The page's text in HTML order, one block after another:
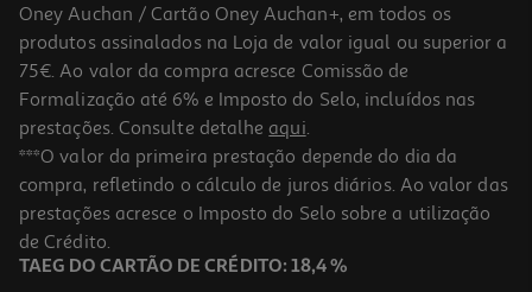
-10%
Livro Saúde Dos Pés À Cabeça De Pedro Barreira E João Vasco
Barreira
15.93 €/un
17,70 € PVP de editor
15,93 €
Oney Auchan / Cartão Oney Auchan+, em todos os
produtos assinalados na Loja de valor igual ou superior a
75€. Ao valor da compra acresce Comissão de
Formalização até 6% e Imposto do Selo, incluídos nas
prestações. Consulte detalhe aqui.
***O valor da primeira prestação depende do dia da
compra, refletindo o cálculo de juros diários. Ao valor das
prestações acresce o Imposto do Selo sobre a utilização
de Crédito.
TAEG DO CARTÃO DE CRÉDITO: 18,4 %